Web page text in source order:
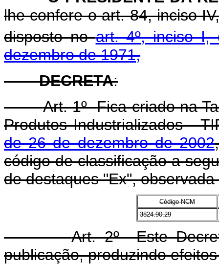
lhe confere o art. 84, inciso
disposto noart. 4º, inciso I,
dezembro de 1971,
DECRETA:
Art. 1º Fica criado na
Produtos Industrializados -
de 26 de dezembro de 2002
código de classificação a
de destaques "Ex",
Código NCM
3824.90.29
Art. 2º Este
publicação, produzindo